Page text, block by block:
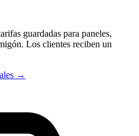
guardadas para paneles,
Los clientes reciben un
→